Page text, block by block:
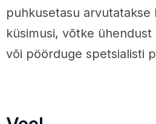
puhkusetasu arvutatakse
küsimusi, võtke ühendust
või pöörduge spetsialisti